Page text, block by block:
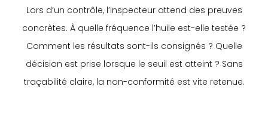
Lors d’un contrôle, l’inspecteur attend des preuves
concrètes. À quelle fréquence l’huile est-elle testée ?
Comment les résultats sont-ils consignés ? Quelle
décision est prise lorsque le seuil est atteint ? Sans
traçabilité claire, la non-conformité est vite retenue.